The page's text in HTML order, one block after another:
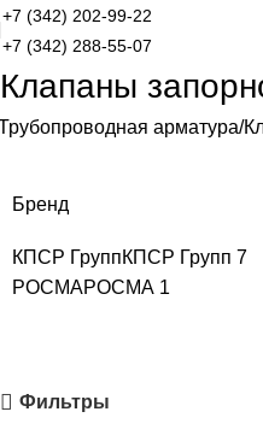
+7 (342) 202-99-22
+7 (342) 288-55-07
Клапаны
арматура
Бренд
КПСР ГруппКПСР Групп 7
РОСМАРОСМА 1
Фильтры